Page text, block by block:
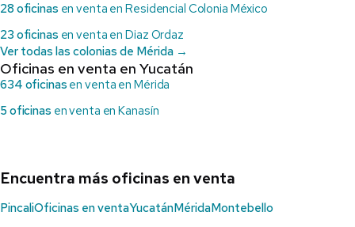
28 oficinas en venta en Residencial Colonia México
23 oficinas en venta en Diaz Ordaz
Ver todas las colonias de Mérida →
Oficinas en venta en Yucatán
634 oficinas en venta en Mérida
5 oficinas en venta en Kanasín
Encuentra más oficinas en venta
PincaliOficinas en ventaYucatánMéridaMontebello